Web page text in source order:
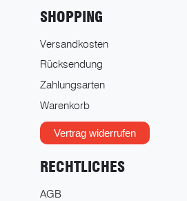
SHOPPING
Versandkosten
Rücksendung
Zahlungsarten
Warenkorb
Vertrag widerrufen
RECHTLICHES
AGB